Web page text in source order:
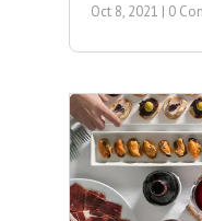
Oct 8, 2021 | 0